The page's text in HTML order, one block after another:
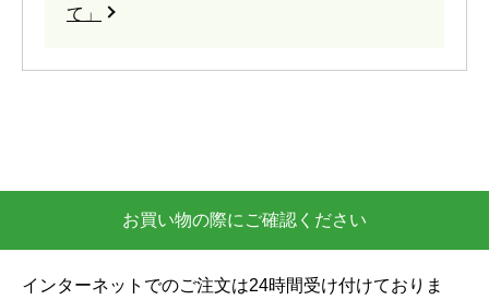
て」
お買い物の際にご確認ください
インターネットでのご注文は24時間受け付けておりま